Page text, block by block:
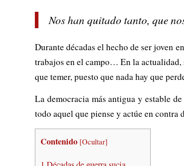
Nos han quitado tanto, que
Durante décadas el hecho de ser joven
trabajos en el campo… En la
que temer, puesto que nada hay que
La democracia más antigua y estable
todo aquel que piense y actúe en contra
Contenido [Ocultar]